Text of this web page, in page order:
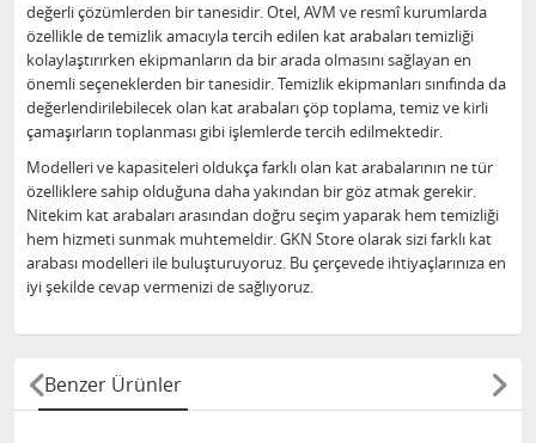
değerli çözümlerden bir tanesidir. Otel, AVM ve resmî kurumlarda
özellikle de temizlik amacıyla tercih edilen kat arabaları temizliği
kolaylaştırırken ekipmanların da bir arada olmasını sağlayan en
önemli seçeneklerden bir tanesidir. Temizlik ekipmanları sınıfında da
değerlendirilebilecek olan kat arabaları çöp toplama, temiz ve kirli
çamaşırların toplanması gibi işlemlerde tercih edilmektedir.
Modelleri ve kapasiteleri oldukça farklı olan kat arabalarının ne tür
özelliklere sahip olduğuna daha yakından bir göz atmak gerekir.
Nitekim kat arabaları arasından doğru seçim yaparak hem temizliği
hem hizmeti sunmak muhtemeldir. GKN Store olarak sizi farklı kat
arabası modelleri ile buluşturuyoruz. Bu çerçevede ihtiyaçlarınıza en
iyi şekilde cevap vermenizi de sağlıyoruz.
Benzer Ürünler